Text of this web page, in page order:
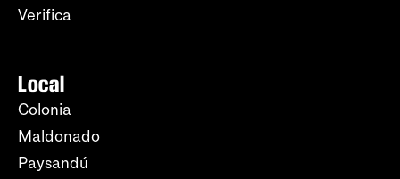
Verifica
Local
Colonia
Maldonado
Paysandú